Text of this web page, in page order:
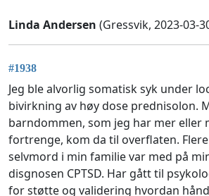
Linda Andersen (Gressvik, 2023-03-
#1938
Jeg ble alvorlig somatisk syk under
bivirkning av høy dose prednisolon.
barndommen, som jeg har mer eller
fortrenge, kom da til overflaten.
selvmord i min familie var med på
disgnosen CPTSD. Har gått til
for støtte og validering hvordan